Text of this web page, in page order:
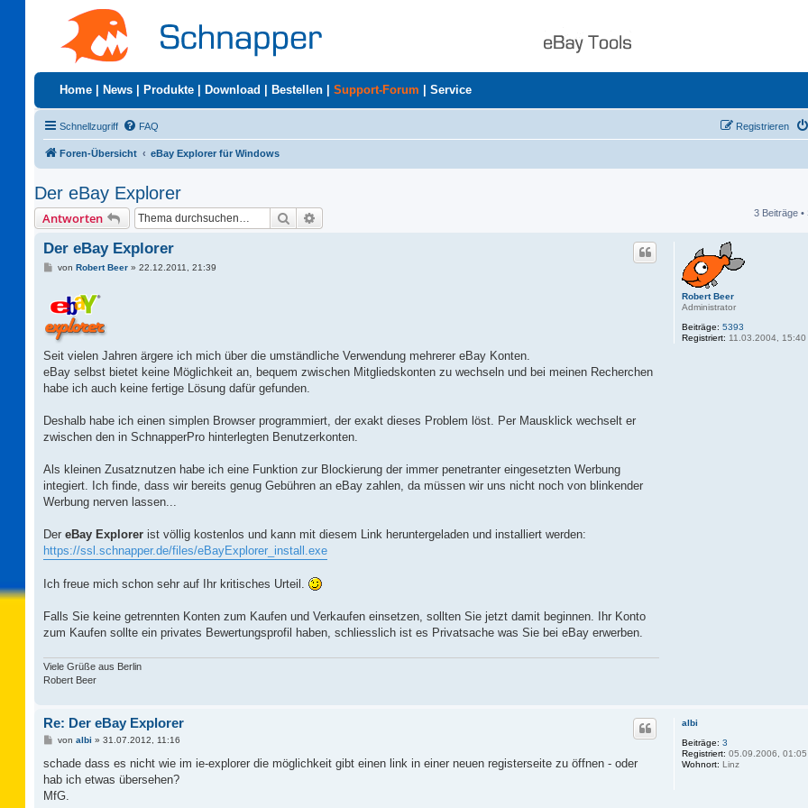
Home News Produkte Download Bestellen Support-Forum Service
Schnellzugriff FAQ Registrieren
Foren-Übersicht eBay Explorer für Windows
Der eBay Explorer
Antworten Suche 3 Beiträge •
Robert Beer
Administrator
Beiträge: 5393
Registriert: 11.03.2004, 15:40
Der eBay Explorer
B
g
von Robert Beer» 22.12.2011, 21:39
Seit vielen Jahren ärgere ich mich über die umständliche Verwendung mehrerer eBay Konten.
eBay selbst bietet keine Möglichkeit an, bequem zwischen Mitgliedskonten zu wechseln und bei meinen Recherchen
habe ich auch keine fertige Lösung dafür gefunden.
Deshalb habe ich einen simplen Browser programmiert, der exakt dieses Problem löst. Per Mausklick wechselt er
zwischen den in SchnapperPro hinterlegten Benutzerkonten.
Als kleinen Zusatznutzen habe ich eine Funktion zur Blockierung der immer penetranter eingesetzten Werbung
integiert. Ich finde, dass wir bereits genug Gebühren an eBay zahlen, da müssen wir uns nicht noch von blinkender
Werbung nerven lassen...
Der eBay Explorer ist völlig kostenlos und kann mit diesem Link heruntergeladen und installiert werden:
https://ssl.schnapper.de/files/eBayExplorer_install.exe
Ich freue mich schon sehr auf Ihr kritisches Urteil.
Falls Sie keine getrennten Konten zum Kaufen und Verkaufen einsetzen, sollten Sie jetzt damit beginnen. Ihr Konto
zum Kaufen sollte ein privates Bewertungsprofil haben, schliesslich ist es Privatsache was Sie bei eBay erwerben.
Viele Grüße aus Berlin
Robert Beer
albi
Beiträge: 3
Registriert: 05.09.2006, 01:05
Wohnort: Linz
Re: Der eBay Explorer
B
i
r
a
von albi » 31.07.2012, 11:16
schade dass es nicht wie im ie-explorer die möglichkeit gibt einen link in einer neuen registerseite zu öffnen - oder
hab ich etwas übersehen?
MfG.